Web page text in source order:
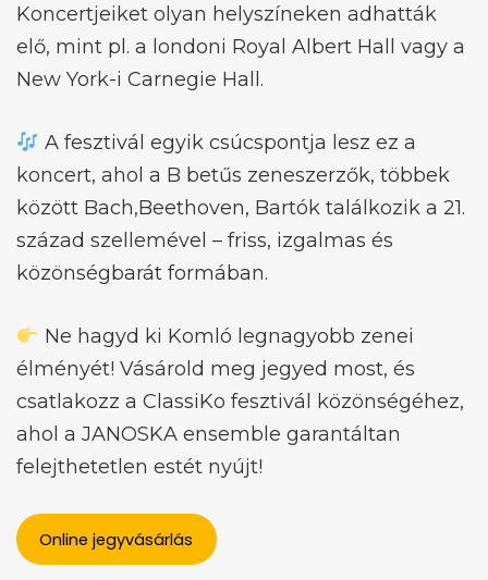
Koncertjeiket olyan helyszíneken adhatták
elő, mint pl. a londoni Royal Albert Hall vagy a
New York-i Carnegie Hall.
A fesztivál egyik csúcspontja lesz ez a
koncert, ahol a B betűs zeneszerzők, többek
között Bach,Beethoven, Bartók találkozik a 21.
század szellemével – friss, izgalmas és
közönségbarát formában.
Ne hagyd ki Komló legnagyobb zenei
élményét! Vásárold meg jegyed most, és
csatlakozz a ClassiKo fesztivál közönségéhez,
ahol a JANOSKA ensemble garantáltan
felejthetetlen estét nyújt!
Online jegyvásárlás